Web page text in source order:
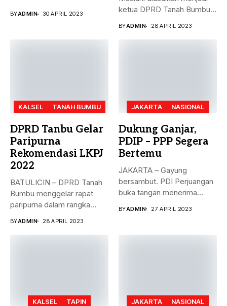
BYADMIN 30 APRIL 2023
ketua DPRD Tanah Bumbu,
BYADMIN 28 APRIL 2023
KALSEL TANAH BUMBU
DPRD Tanbu Gelar
Paripurna
Rekomendasi LKPJ
2022
BATULICIN – DPRD Tanah
Bumbu menggelar rapat
paripurna dalam rangka
BYADMIN 28 APRIL 2023
JAKARTA NASIONAL
Dukung Ganjar,
PDIP – PPP Segera
Bertemu
JAKARTA – Gayung
bersambut. PDI Perjuangan
buka tangan menerima
BYADMIN 27 APRIL 2023
KALSEL TAPIN JAKARTA NASIONAL